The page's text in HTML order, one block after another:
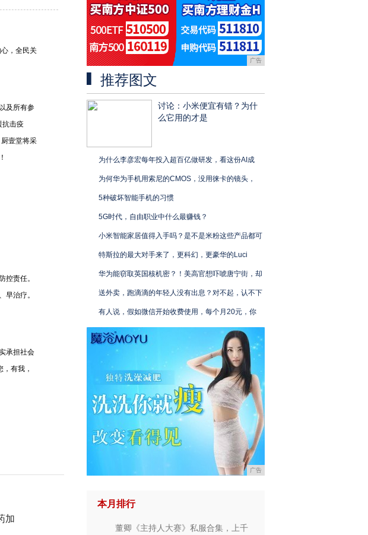
，全民关
及所有参
抗击疫
壹堂将采
控责任。
早治疗。
承担社会
有我，
加
广告
推荐图文
讨论：小米便宜有错？为什
么它用的才是
为什么李彦宏每年投入超百亿做研发，看这份AI成
为何华为手机用索尼的CMOS，没用徕卡的镜头，
5种破坏智能手机的习惯
5G时代，自由职业中什么最赚钱？
小米智能家居值得入手吗？是不是米粉这些产品都可
特斯拉的最大对手来了，更科幻，更豪华的Luci
华为能窃取英国核机密？！美高官想吓唬唐宁街，却
送外卖，跑滴滴的年轻人没有出息？对不起，认不下
有人说，假如微信开始收费使用，每个月20元，你
广告
本月排行
董卿《主持人大赛》私服合集，上千